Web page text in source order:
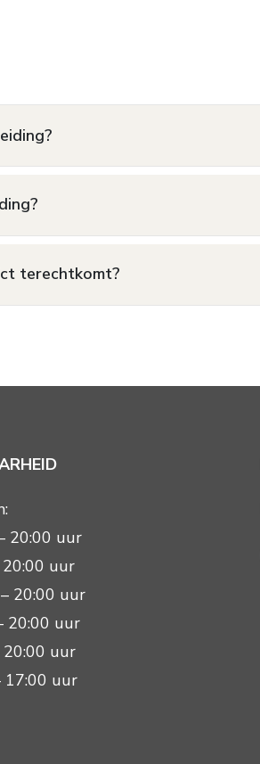
terechtkomt?
20:00 uur
20:00 uur
20:00 uur
20:00 uur
20:00 uur
17:00 uur